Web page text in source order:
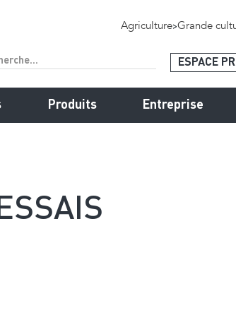
Agriculture>Grande
ESPACE
Produits Entreprise